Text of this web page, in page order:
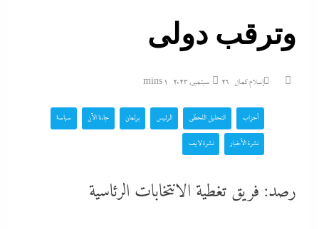
وترقب دولى
إسلام كمال 26 سبتمبر، 2023 1 mins
أحزاب التحليل اللحظي الرئيس برلمان جاءنا الآن سياسة
نشرة الأخبار نشرة لايف
رصد: فريق تغطية الانتخابات الرئاسية